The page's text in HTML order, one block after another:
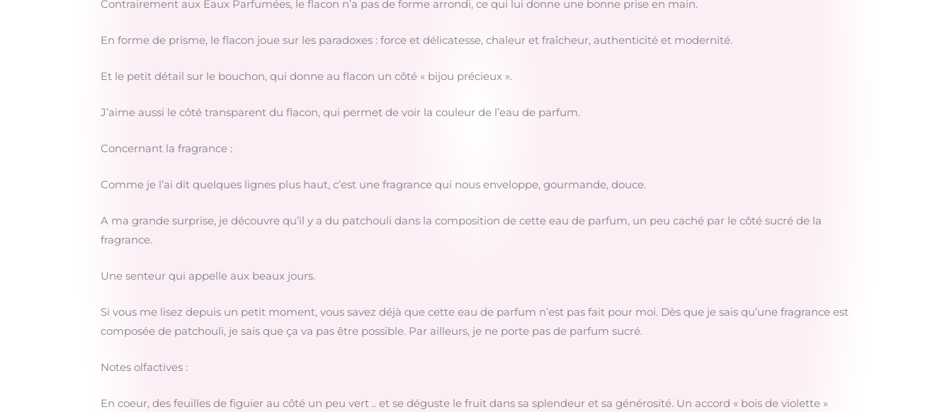
Contrairement aux Eaux Parfumées, le flacon n’a pas de forme arrondi, ce qui lui donne une bonne prise en main.
En forme de prisme, le flacon joue sur les paradoxes : force et délicatesse, chaleur et fraîcheur, authenticité et modernité.
Et le petit détail sur le bouchon, qui donne au flacon un côté « bijou précieux ».
J’aime aussi le côté transparent du flacon, qui permet de voir la couleur de l’eau de parfum.
Concernant la fragrance :
Comme je l’ai dit quelques lignes plus haut, c’est une fragrance qui nous enveloppe, gourmande, douce.
A ma grande surprise, je découvre qu’il y a du patchouli dans la composition de cette eau de parfum, un peu caché par le côté sucré de la
fragrance.
Une senteur qui appelle aux beaux jours.
Si vous me lisez depuis un petit moment, vous savez déjà que cette eau de parfum n’est pas fait pour moi. Dès que je sais qu’une fragrance est
composée de patchouli, je sais que ça va pas être possible. Par ailleurs, je ne porte pas de parfum sucré.
Notes olfactives :
En coeur, des feuilles de figuier au côté un peu vert .. et se déguste le fruit dans sa splendeur et sa générosité. Un accord « bois de violette »